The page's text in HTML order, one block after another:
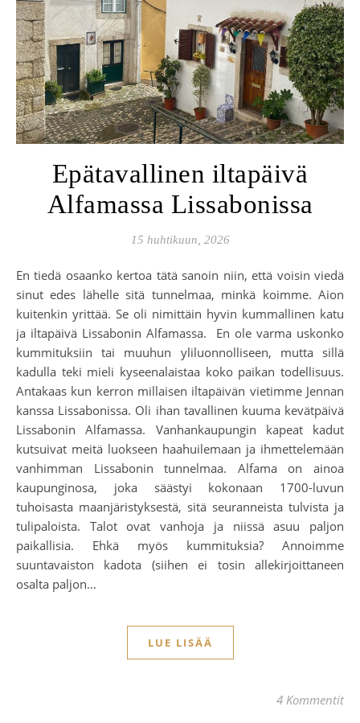
Epätavallinen iltapäivä
Alfamassa Lissabonissa
15 huhtikuun, 2026
En tiedä osaanko kertoa tätä sanoin niin, että voisin viedä
sinut edes lähelle sitä tunnelmaa, minkä koimme. Aion
kuitenkin yrittää. Se oli nimittäin hyvin kummallinen katu
ja iltapäivä Lissabonin Alfamassa. En ole varma uskonko
kummituksiin tai muuhun yliluonnolliseen, mutta sillä
kadulla teki mieli kyseenalaistaa koko paikan todellisuus.
Antakaas kun kerron millaisen iltapäivän vietimme Jennan
kanssa Lissabonissa. Oli ihan tavallinen kuuma kevätpäivä
Lissabonin Alfamassa. Vanhankaupungin kapeat kadut
kutsuivat meitä luokseen haahuilemaan ja ihmettelemään
vanhimman Lissabonin tunnelmaa. Alfama on ainoa
kaupunginosa, joka säästyi kokonaan 1700-luvun
tuhoisasta maanjäristyksestä, sitä seuranneista tulvista ja
tulipaloista. Talot ovat vanhoja ja niissä asuu paljon
paikallisia. Ehkä myös kummituksia? Annoimme
suuntavaiston kadota (siihen ei tosin allekirjoittaneen
osalta paljon…
LUE LISÄÄ
4 Kommentit